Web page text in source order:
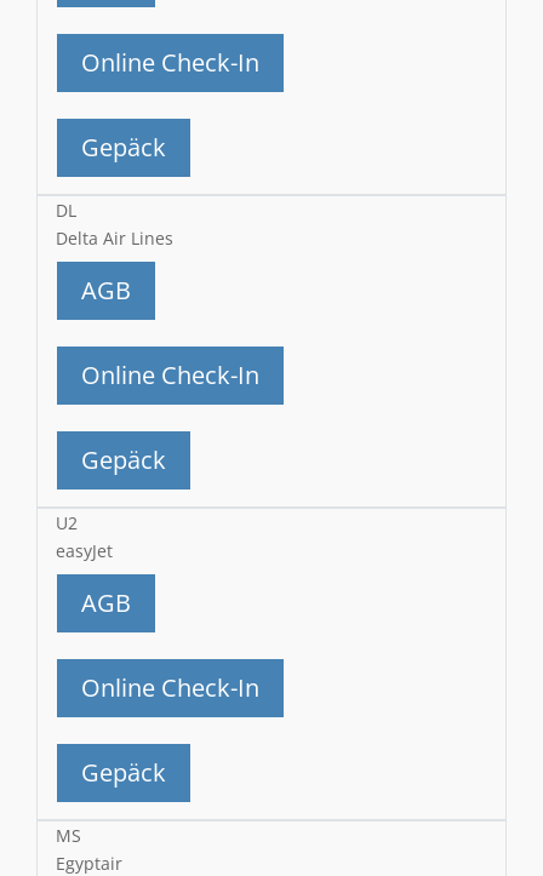
Online Check-In
Gepäck
DL
Delta Air Lines
AGB
Online Check-In
Gepäck
U2
easyJet
AGB
Online Check-In
Gepäck
MS
Egyptair